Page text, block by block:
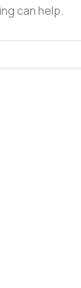
can help.